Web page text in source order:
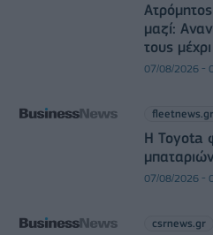
μαζί:
τους
07/08/2026 -
fleetnews.gr
Η Toyota
07/08/2026 -
csrnews.gr